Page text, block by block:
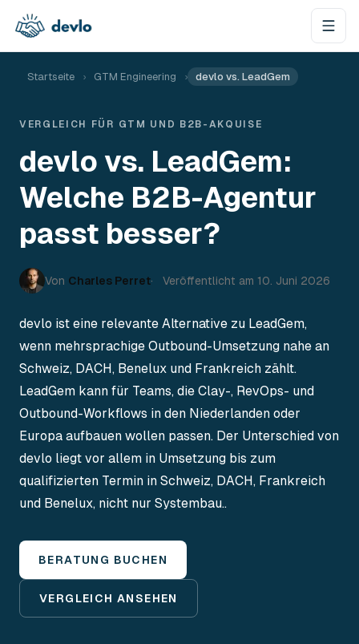
Startseite › GTM Engineering › devlo vs. LeadGem
VERGLEICH FÜR GTM UND B2B-AKQUISE
devlo vs. LeadGem:
Welche B2B-Agentur
passt besser?
Von Charles Perret Veröffentlicht am 10. Juni 2026
devlo ist eine relevante Alternative zu LeadGem,
wenn mehrsprachige Outbound-Umsetzung nahe an
Schweiz, DACH, Benelux und Frankreich zählt.
LeadGem kann für Teams, die Clay-, RevOps- und
Outbound-Workflows in den Niederlanden oder
Europa aufbauen wollen passen. Der Unterschied von
devlo liegt vor allem in Umsetzung bis zum
qualifizierten Termin in Schweiz, DACH, Frankreich
und Benelux, nicht nur Systembau..
BERATUNG BUCHEN
VERGLEICH ANSEHEN